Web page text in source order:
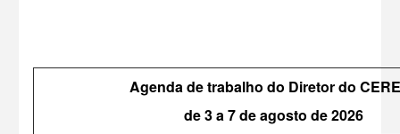
Agenda de trabalho do Diretor do
de 3 a 7 de agosto de 2026